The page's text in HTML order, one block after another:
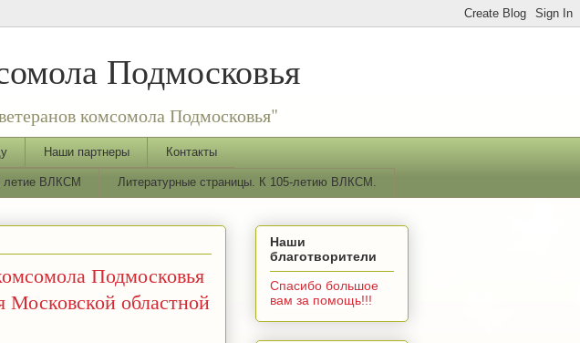
Подмосковья
комсомола Подмосковья"
Наши партнеры Контакты
летие ВЛКСМ Литературные страницы. К 105-летию ВЛКСМ.
Подмосковья
Московской областной
Наши
благотворители
Спасибо большое
вам за помощь!!!